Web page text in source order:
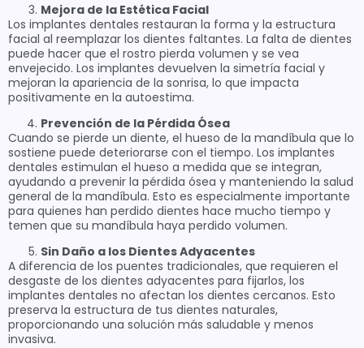
Mejora de la Estética Facial
Los implantes dentales restauran la forma y la estructura
facial al reemplazar los dientes faltantes. La falta de dientes
puede hacer que el rostro pierda volumen y se vea
envejecido. Los implantes devuelven la simetría facial y
mejoran la apariencia de la sonrisa, lo que impacta
positivamente en la autoestima.
Prevención de la Pérdida Ósea
Cuando se pierde un diente, el hueso de la mandíbula que lo
sostiene puede deteriorarse con el tiempo. Los implantes
dentales estimulan el hueso a medida que se integran,
ayudando a prevenir la pérdida ósea y manteniendo la salud
general de la mandíbula. Esto es especialmente importante
para quienes han perdido dientes hace mucho tiempo y
temen que su mandíbula haya perdido volumen.
Sin Daño a los Dientes Adyacentes
A diferencia de los puentes tradicionales, que requieren el
desgaste de los dientes adyacentes para fijarlos, los
implantes dentales no afectan los dientes cercanos. Esto
preserva la estructura de tus dientes naturales,
proporcionando una solución más saludable y menos
invasiva.